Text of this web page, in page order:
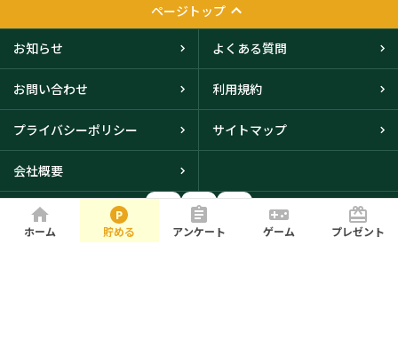
ホーム 貯める アンケート ゲーム プレゼント
ページトップ
お知らせ よくある質問
お問い合わせ 利用規約
プライバシーポリシー サイトマップ
会社概要